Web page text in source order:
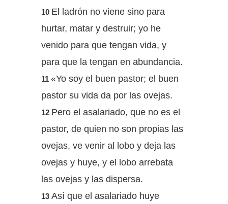
10 El ladrón no viene sino para
hurtar, matar y destruir; yo he
venido para que tengan vida, y
para que la tengan en abundancia.
11 «Yo soy el buen pastor; el buen
pastor su vida da por las ovejas.
12 Pero el asalariado, que no es el
pastor, de quien no son propias las
ovejas, ve venir al lobo y deja las
ovejas y huye, y el lobo arrebata
las ovejas y las dispersa.
13 Así que el asalariado huye